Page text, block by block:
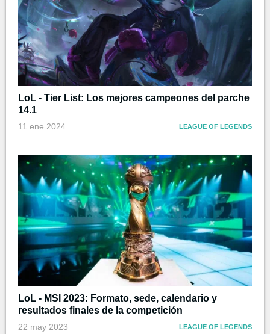
LoL - Tier List: Los mejores campeones del parche
14.1
11 ene 2024 LEAGUE OF LEGENDS
LoL - MSI 2023: Formato, sede, calendario y
resultados finales de la competición
22 may 2023 LEAGUE OF LEGENDS